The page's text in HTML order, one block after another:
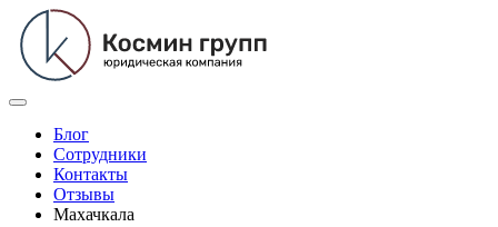
Блог
Сотрудники
Контакты
Отзывы
Махачкала